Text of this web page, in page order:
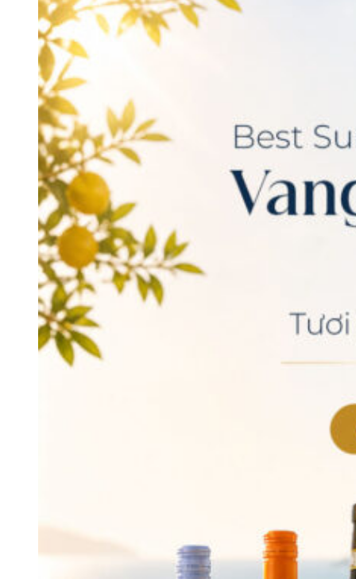
nhà sản xuất nhận ra tiềm năng của vùng đất có độ cao lớn
dưới chân dãy Andes. Vào năm 1992, Nicolás Catena Zapata
tiên phong phát triển vườn nho Adrianna tại Gualtallary đã mở ra
xu hướng sản xuất rượu vang cao cấp tại khu vực này, thu hút
nhiều nhà đầu tư trong nước và quốc tế.
Ngày nay, Uco Valley là một trong những vùng vang quan trọng
nhất của Argentina. Nhờ vị trí chiến lược và công nghệ tiên tiến,
Uco hiện sản xuất những loại rượu vang vùng cao có thể sánh
ngang với những loại rượu vang danh tiếng của Burgundy, Napa
và Tuscany.
4. Rượu vang Uco Valley có gì đặc biệt?
4.1. Vang đỏ Uco Valley đậm đà và cân bằng
Vang đỏlà dòng sản phẩm nổi bật nhất của Uco Valley. Nhờ
điều kiện tự nhiên thuận lợi, vang đỏ của vùng sở hữu phong
cách mạnh mẽ nhưng vẫn giữ được sự thanh lịch và cân bằng.
Giống nho chủ đạo:
Malbec là giống nho tiêu biểu của
Uco Valley, chiếm tỷ lệ lớn trong sản xuất rượu vang của
vùng. Ngoài ra còn có Cabernet Sauvignon, Cabernet
Franc và Pinot Noir.
đào, mâm xôi, việt quất, kết hợp cùng hương hoa và sắc